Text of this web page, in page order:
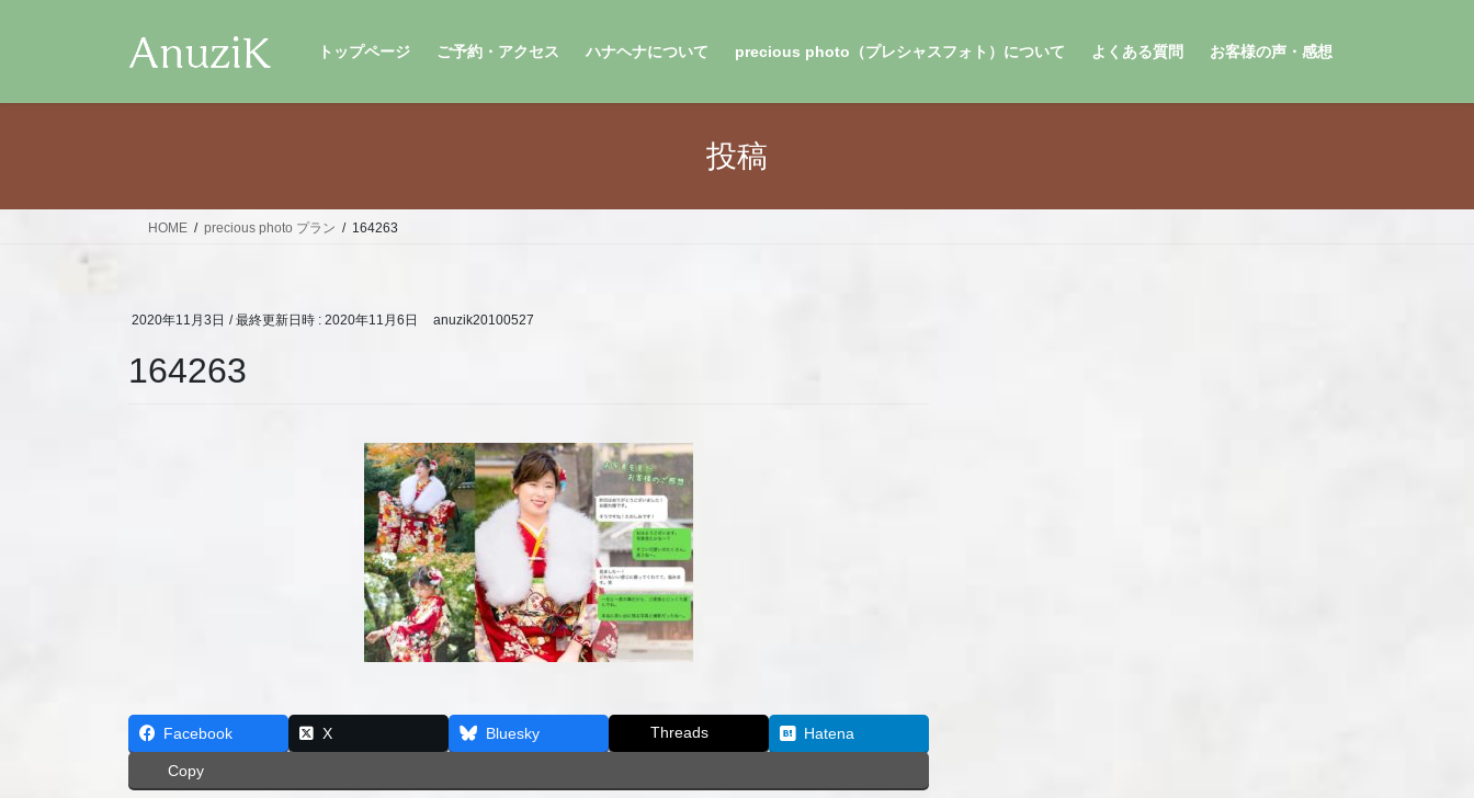
トップページ ご予約・アクセス ハナヘナについて precious photo（プレシャスフォト）について よくある質問 お客様の声・感想
投稿
HOME precious photo プラン 164263
2020年11月3日 / 最終更新日時 : 2020年11月6日 anuzik20100527
164263
Facebook X Bluesky Threads Hatena
Copy